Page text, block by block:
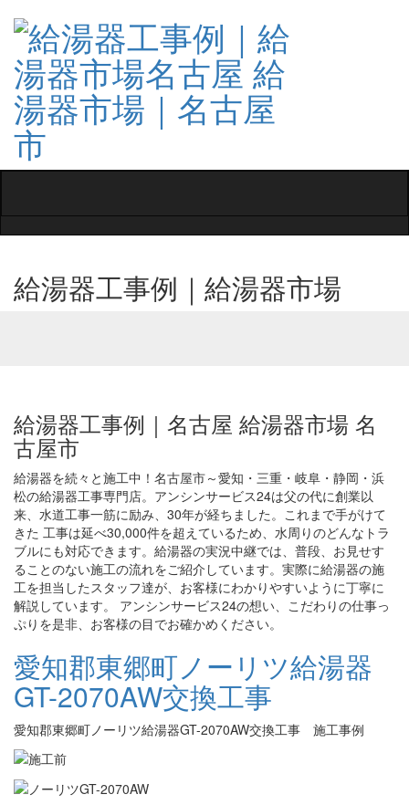
給湯器工事例｜給湯器市場
給湯器工事例｜名古屋 給湯器市場 名
古屋市
給湯器を続々と施工中！名古屋市～愛知・三重・岐阜・静岡・浜
松の給湯器工事専門店。アンシンサービス24は父の代に創業以
来、水道工事一筋に励み、30年が経ちました。これまで手がけて
きた 工事は延べ30,000件を超えているため、水周りのどんなトラ
ブルにも対応できます。給湯器の実況中継では、普段、お見せす
ることのない施工の流れをご紹介しています。実際に給湯器の施
工を担当したスタッフ達が、お客様にわかりやすいように丁寧に
解説しています。 アンシンサービス24の想い、こだわりの仕事っ
ぷりを是非、お客様の目でお確かめください。
愛知郡東郷町ノーリツ給湯器
GT-2070AW交換工事
愛知郡東郷町ノーリツ給湯器GT-2070AW交換工事 施工事例